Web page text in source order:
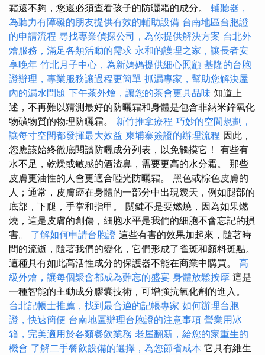
霜還不夠，您還必須查看孩子的防曬霜的成分。 輔聽器，
為聽力有障礙的朋友提供有效的輔助設備 台南地區台胞證
的申請流程 尋找專業偵探公司，為你提供解決方案 台北外
燴服務，滿足各類活動的需求 永和的護理之家，讓長者安
享晚年 竹北月子中心，為新媽媽提供細心照顧 基隆的台胞
證辦理，專業服務讓過程更簡單 抓漏專家，幫助您解決屋
內的漏水問題 下午茶外燴，讓您的茶會更具品味 知道上
述，不再難以猜測最好的防曬霜和身體是包含非納米鋅氧化
物礦物質的物理防曬霜。 新竹推拿療程 巧妙的空間規劃，
讓每寸空間都發揮最大效益 柬埔寨簽證的辦理流程 因此，
您應該始終徹底閱讀防曬成分列表，以免觸摸它！ 有些有
水不足，乾燥或敏感的酒渣鼻，需要更高的水分霜。 那些
皮膚更油性的人會更適合啞光防曬霜。 黑色或棕色皮膚的
人；通常，皮膚癌在身體的一部分中出現幾天，例如腿部的
底部，下腿，手掌和指甲。 關鍵不是要燃燒，因為如果燃
燒，這是皮膚的創傷，細胞水平是我們的細胞不會忘記的損
害。 了解如何申請台胞證 這些有害的效果加起來，隨著時
間的流逝，隨著我們的變化，它們形成了雀斑和顏料斑點。
這種具有如此高活性成分的保護器不能在商業中購買。 高
級外燴，讓每個聚會都成為難忘的盛宴 身體放鬆按摩 這是
一種智能的主動成分膠囊技術，可增強抗氧化劑的進入。
台北記帳士推薦，找到最合適的記帳專家 如何辦理台胞
證，快速簡便 台南地區辦理台胞證的注意事項 營業用冰
箱，完美適用於各類餐飲業務 老屋翻新，給您的家重生的
機會 了解二手餐飲設備的選擇，為您節省成本 它具有維生